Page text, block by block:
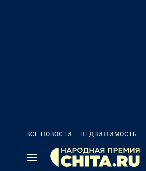
ВСЕ НОВОСТИ НЕДВИЖИМОСТЬ